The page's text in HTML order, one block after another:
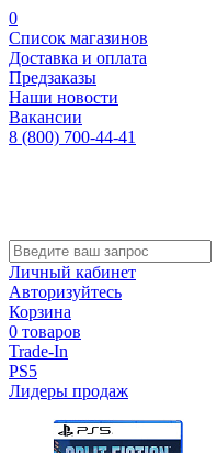
0
Список магазинов
Доставка и оплата
Предзаказы
Наши новости
Вакансии
8 (800) 700-44-41
Личный кабинет
Авторизуйтесь
Корзина
0 товаров
Trade-In
PS5
Лидеры продаж